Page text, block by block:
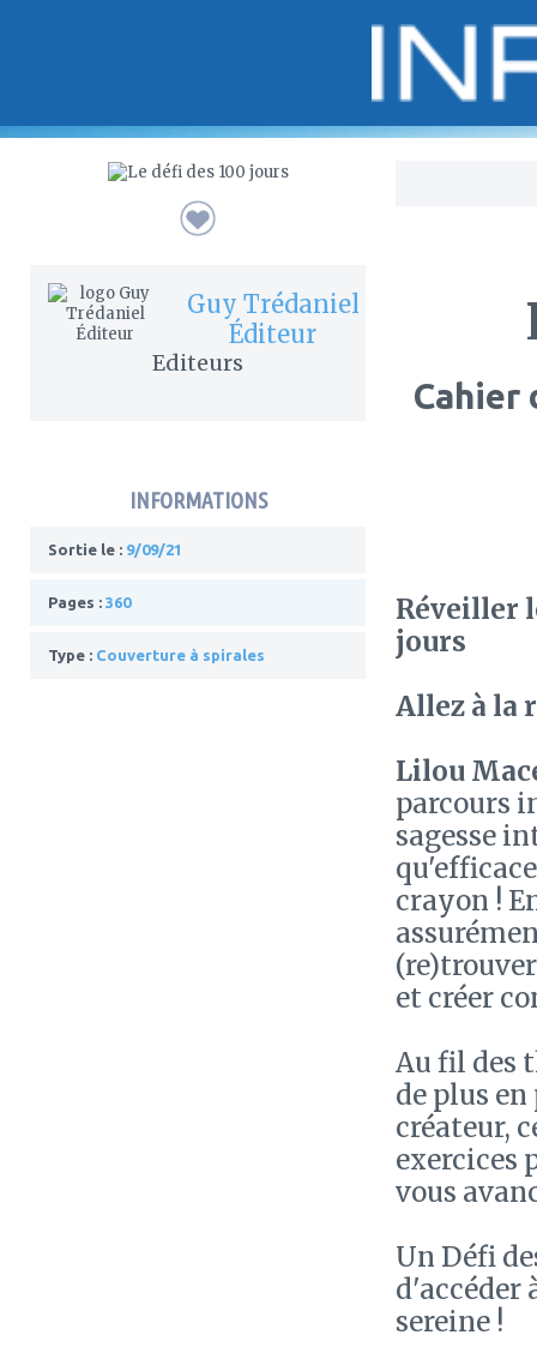
Guy Trédaniel
Éditeur
Editeurs
INFORMATIONS
Sortie le : 9/09/21
Pages : 360
Type : Couverture à spirales
Cahier
Réveiller
jours
Allez à la
Lilou
parcours
sagesse
crayon !
et créer
Au fil des
de plus
créateur,
exercices
vous
Un Défi
d'accéder
sereine !